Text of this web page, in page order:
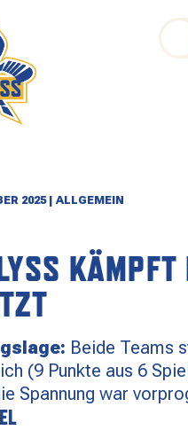
2025 | ALLGEMEIN
KÄMPFT
Beide Teams
(9 Punkte aus 6
Spannung war